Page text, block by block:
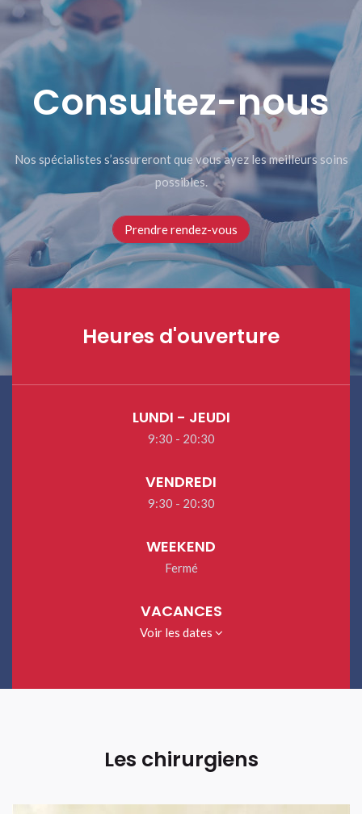
Consultez-nous
Nos spécialistes s’assureront que vous ayez les meilleurs soins
possibles.
Prendre rendez-vous
Heures d'ouverture
LUNDI - JEUDI
9:30 - 20:30
VENDREDI
9:30 - 20:30
WEEKEND
Fermé
VACANCES
Voir les dates
Les chirurgiens